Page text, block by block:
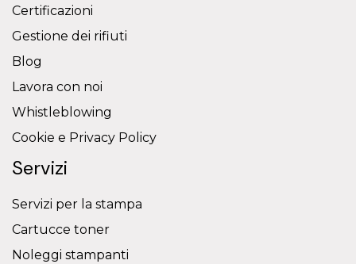
Certificazioni
Gestione dei rifiuti
Blog
Lavora con noi
Whistleblowing
Cookie e Privacy Policy
Servizi
Servizi per la stampa
Cartucce toner
Noleggi stampanti